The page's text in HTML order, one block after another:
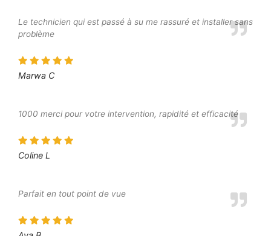
Le technicien qui est passé à su me rassuré et installer sans
problème
Marwa C
1000 merci pour votre intervention, rapidité et efficacité
Coline L
Parfait en tout point de vue